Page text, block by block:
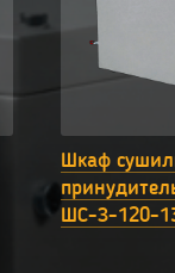
Шкаф
ШС-З-120-